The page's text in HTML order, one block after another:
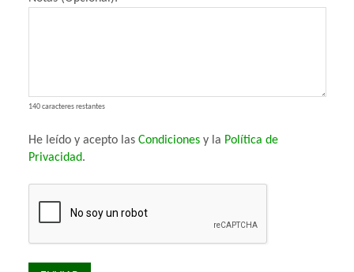
140 caracteres restantes
He leído y acepto las Condiciones y la Política de
Privacidad.